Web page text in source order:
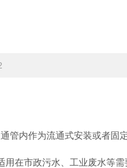
管内作为流通式安装或者固
在市政污水、工业废水等